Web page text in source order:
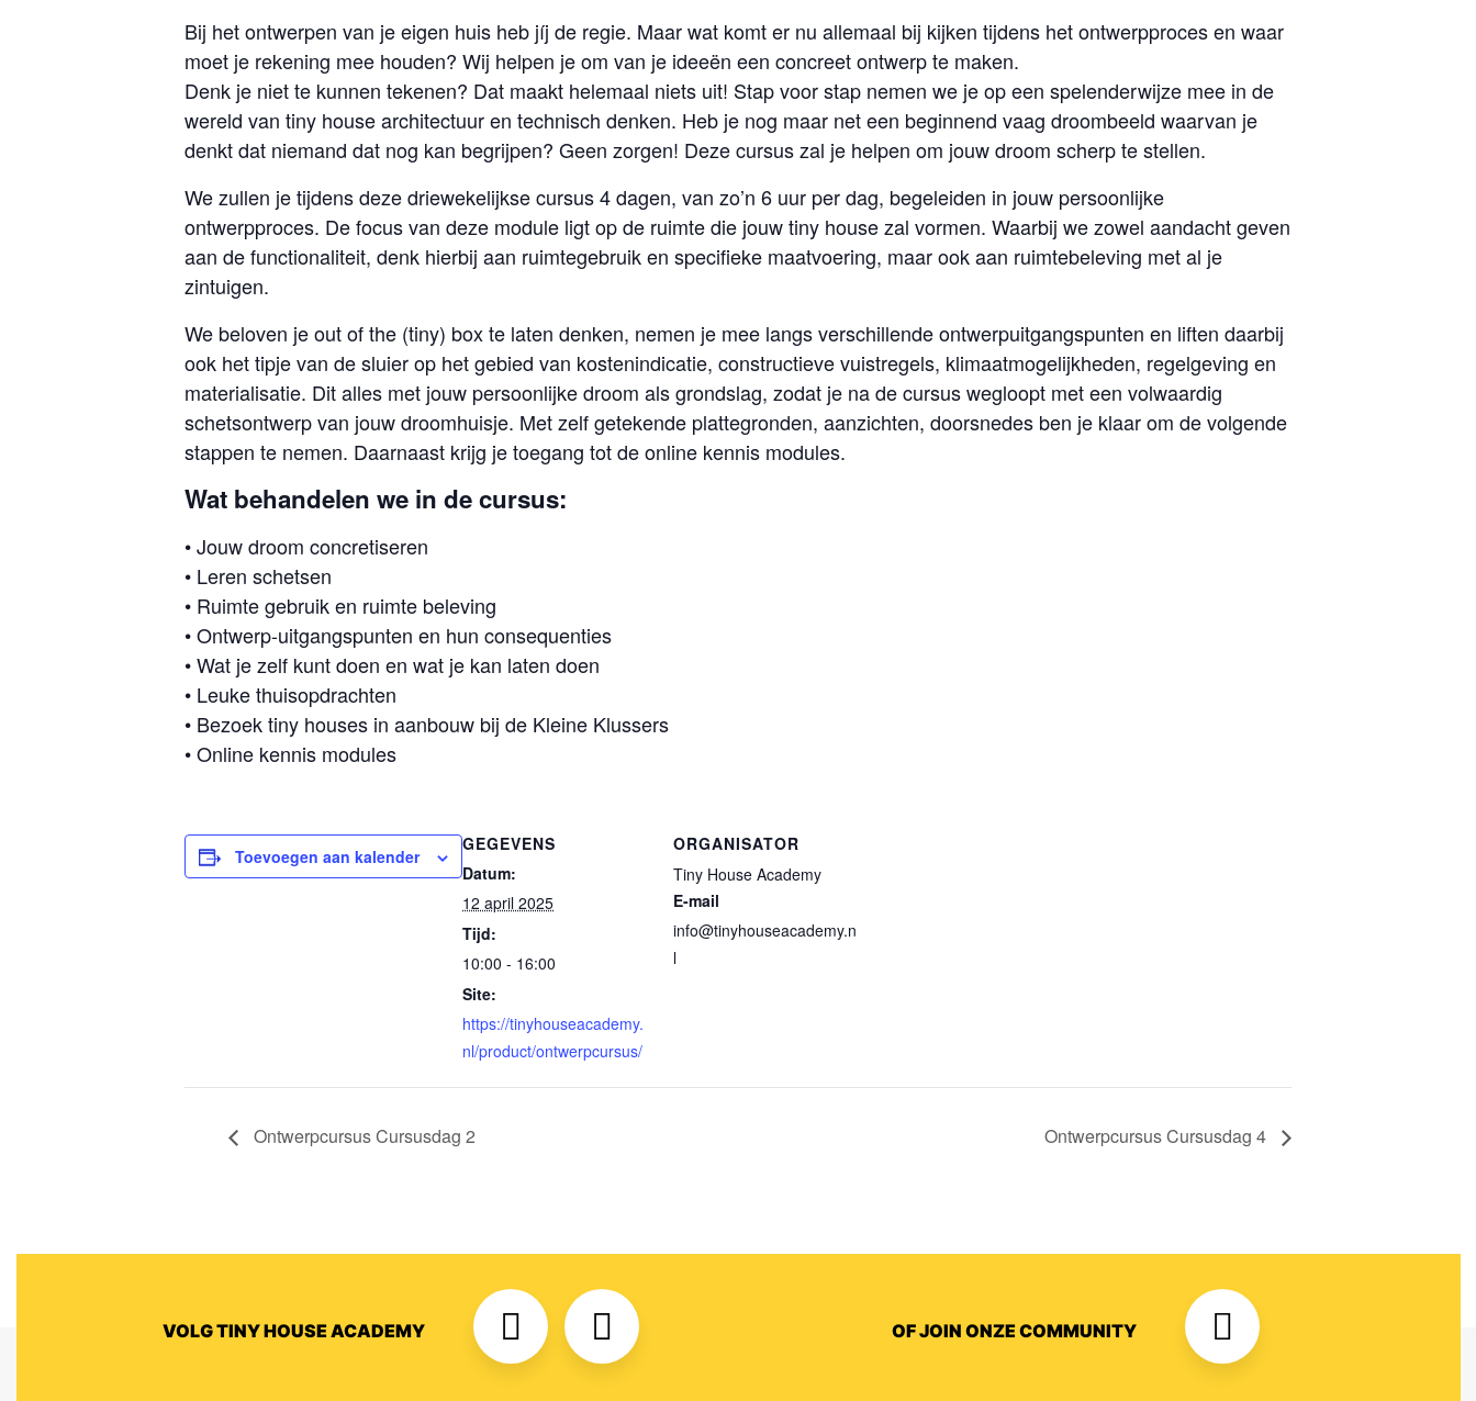
Bij het ontwerpen van je eigen huis heb jíj de regie. Maar wat komt er nu allemaal bij kijken tijdens het ontwerpproces en waar
moet je rekening mee houden? Wij helpen je om van je ideeën een concreet ontwerp te maken.
Denk je niet te kunnen tekenen? Dat maakt helemaal niets uit! Stap voor stap nemen we je op een spelenderwijze mee in de
wereld van tiny house architectuur en technisch denken. Heb je nog maar net een beginnend vaag droombeeld waarvan je
denkt dat niemand dat nog kan begrijpen? Geen zorgen! Deze cursus zal je helpen om jouw droom scherp te stellen.
We zullen je tijdens deze driewekelijkse cursus 4 dagen, van zo’n 6 uur per dag, begeleiden in jouw persoonlijke
ontwerpproces. De focus van deze module ligt op de ruimte die jouw tiny house zal vormen. Waarbij we zowel aandacht geven
aan de functionaliteit, denk hierbij aan ruimtegebruik en specifieke maatvoering, maar ook aan ruimtebeleving met al je
zintuigen.
We beloven je out of the (tiny) box te laten denken, nemen je mee langs verschillende ontwerpuitgangspunten en liften daarbij
ook het tipje van de sluier op het gebied van kostenindicatie, constructieve vuistregels, klimaatmogelijkheden, regelgeving en
materialisatie. Dit alles met jouw persoonlijke droom als grondslag, zodat je na de cursus wegloopt met een volwaardig
schetsontwerp van jouw droomhuisje. Met zelf getekende plattegronden, aanzichten, doorsnedes ben je klaar om de volgende
stappen te nemen. Daarnaast krijg je toegang tot de online kennis modules.
Wat behandelen we in de cursus:
• Jouw droom concretiseren
• Leren schetsen
• Ruimte gebruik en ruimte beleving
• Ontwerp-uitgangspunten en hun consequenties
• Wat je zelf kunt doen en wat je kan laten doen
• Leuke thuisopdrachten
• Bezoek tiny houses in aanbouw bij de Kleine Klussers
• Online kennis modules
Toevoegen aan kalender
GEGEVENS
Datum:
12 april 2025
Tijd:
10:00 - 16:00
Site:
https://tinyhouseacademy.
nl/product/ontwerpcursus/
ORGANISATOR
Tiny House Academy
E-mail
info@tinyhouseacademy.n
l
Ontwerpcursus Cursusdag 2 Ontwerpcursus Cursusdag 4
VOLG TINY HOUSE ACADEMY OF JOIN ONZE COMMUNITY